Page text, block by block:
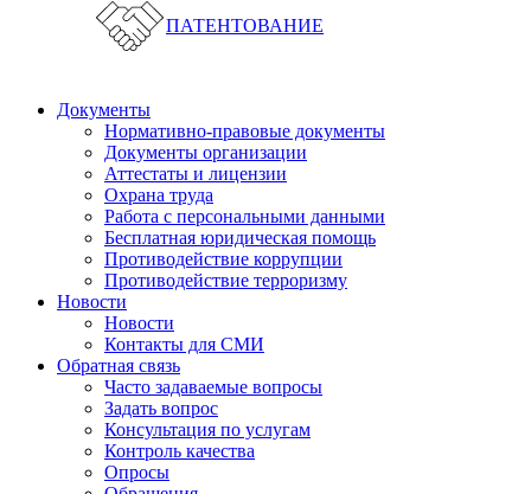
ПАТЕНТОВАНИЕ
Документы
Нормативно-правовые документы
Документы организации
Аттестаты и лицензии
Охрана труда
Работа с персональными данными
Бесплатная юридическая помощь
Противодействие коррупции
Противодействие терроризму
Новости
Новости
Контакты для СМИ
Обратная связь
Часто задаваемые вопросы
Задать вопрос
Консультация по услугам
Контроль качества
Опросы